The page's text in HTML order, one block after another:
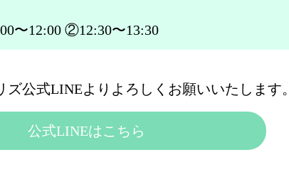
〜12:00 ②12:30〜13:30
公式LINEよりよろしくお願いいたします。
公式LINEはこちら